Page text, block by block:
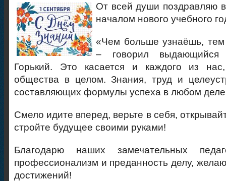
От всей души поздравляю
началом нового учебного
«Чем больше узнаёшь,
– говорил выдающийся
Горький. Это касается и каждого из
общества в целом. Знания, труд и
составляющих формулы успеха в любом
Смело идите вперед, верьте в себя,
стройте будущее своими руками!
Благодарю наших замечательных
профессионализм и преданность делу,
достижений!